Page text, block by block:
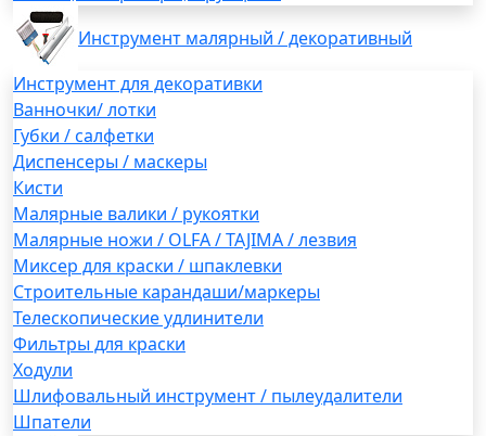
Инструмент малярный / декоративный
Инструмент для декоративки
Ванночки/ лотки
Губки / салфетки
Диспенсеры / маскеры
Кисти
Малярные валики / рукоятки
Малярные ножи / OLFA / TAJIMA / лезвия
Миксер для краски / шпаклевки
Строительные карандаши/маркеры
Телескопические удлинители
Фильтры для краски
Ходули
Шлифовальный инструмент / пылеудалители
Шпатели